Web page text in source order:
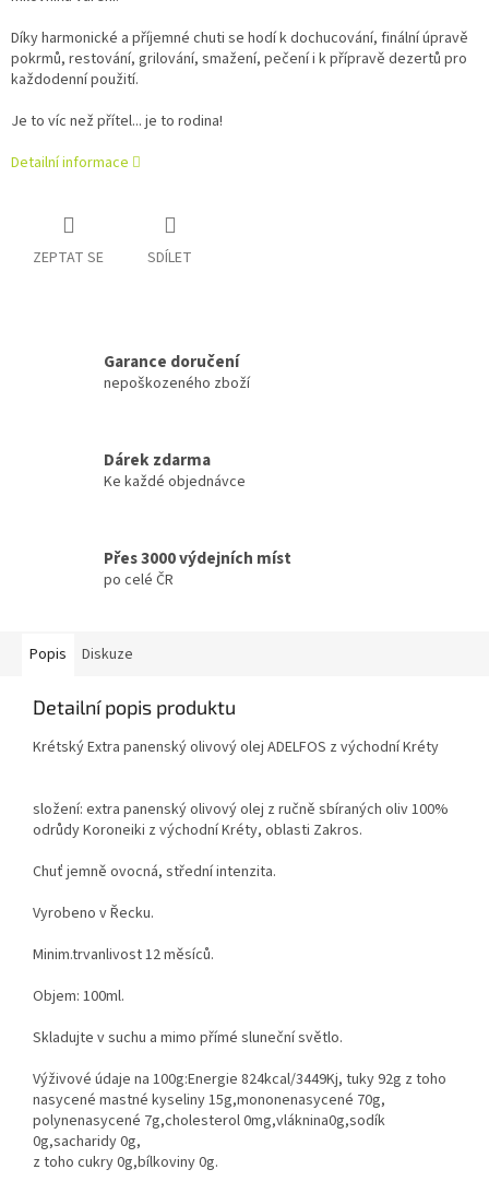
Díky harmonické a příjemné chuti se hodí k dochucování, finální úpravě
pokrmů, restování, grilování, smažení, pečení i k přípravě dezertů pro
každodenní použití.
Je to víc než přítel... je to rodina!
Detailní informace
ZEPTAT SE SDÍLET
Garance doručení
nepoškozeného zboží
Dárek zdarma
Ke každé objednávce
Přes 3000 výdejních míst
po celé ČR
Popis Diskuze
Detailní popis produktu
Krétský Extra panenský olivový olej ADELFOS z východní Kréty
složení: extra panenský olivový olej z ručně sbíraných oliv 100%
odrůdy Koroneiki z východní Kréty, oblasti Zakros.
Chuť jemně ovocná, střední intenzita.
Vyrobeno v Řecku.
Minim.trvanlivost 12 měsíců.
Objem: 100ml.
Skladujte v suchu a mimo přímé sluneční světlo.
Výživové údaje na 100g:Energie 824kcal/3449Kj, tuky 92g z toho
nasycené mastné kyseliny 15g,mononenasycené 70g,
polynenasycené 7g,cholesterol 0mg,vláknina0g,sodík
0g,sacharidy 0g,
z toho cukry 0g,bílkoviny 0g.